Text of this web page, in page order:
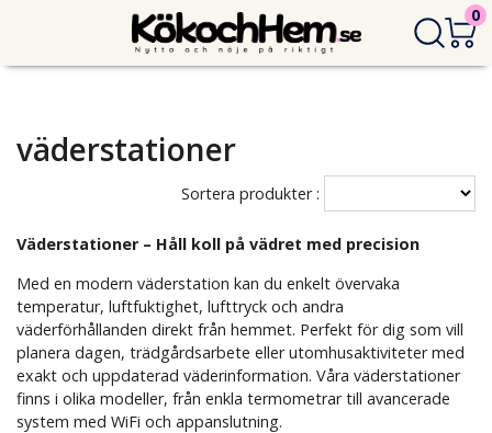
0
väderstationer
Sortera produkter :
Väderstationer – Håll koll på vädret med precision
Med en modern väderstation kan du enkelt övervaka
temperatur, luftfuktighet, lufttryck och andra
väderförhållanden direkt från hemmet. Perfekt för dig som vill
planera dagen, trädgårdsarbete eller utomhusaktiviteter med
exakt och uppdaterad väderinformation. Våra väderstationer
finns i olika modeller, från enkla termometrar till avancerade
system med WiFi och appanslutning.